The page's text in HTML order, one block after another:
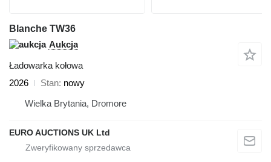
Blanche TW36
Aukcja
Ładowarka kołowa
2026
Stan nowy
Wielka Brytania, Dromore
EURO AUCTIONS UK Ltd